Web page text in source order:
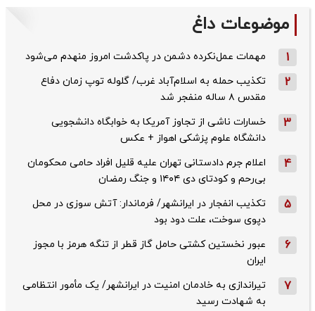
موضوعات داغ
1 مهمات عمل‌نکرده دشمن در پاکدشت امروز منهدم می‌شود
2
تکذیب حمله به اسلام‌آباد غرب/ گلوله توپ زمان دفاع
مقدس ۸ ساله منفجر شد
3
خسارات ناشی از تجاوز آمریکا به خوابگاه دانشجویی
دانشگاه علوم پزشکی اهواز + عکس
4
اعلام جرم دادستانی تهران علیه قلیل افراد حامی محکومان
بی‌رحم و کودتای دی‌ ۱۴۰۴ و جنگ رمضان
5
تکذیب ‌انفجار در ایرانشهر/ فرماندار: آتش سوزی در محل
دپوی سوخت، علت دود بود
6
عبور نخستین کشتی حامل گاز قطر از تنگه هرمز با مجوز
ایران
7
تیراندازی به خادمان امنیت در ایرانشهر/ یک مأمور انتظامی
به شهادت رسید